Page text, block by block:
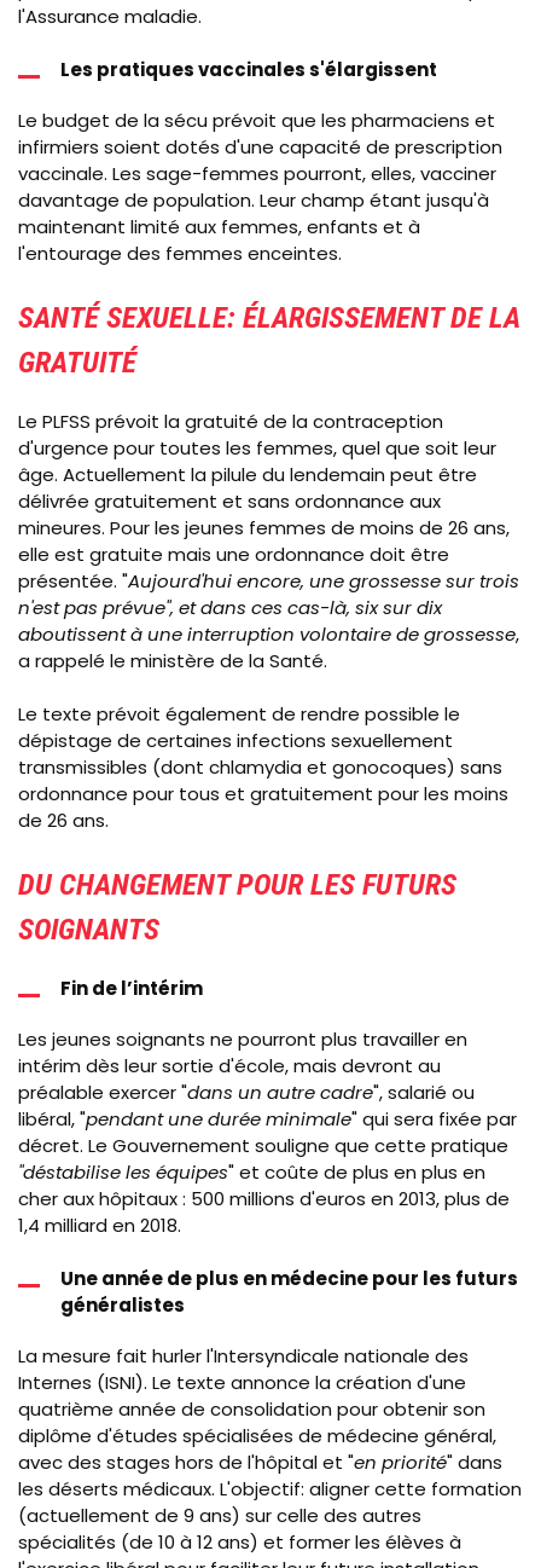
l'Assurance maladie.
Les pratiques vaccinales s'élargissent
Le budget de la sécu prévoit que les pharmaciens et
infirmiers soient dotés d'une capacité de prescription
vaccinale. Les sage-femmes pourront, elles, vacciner
davantage de population. Leur champ étant jusqu'à
maintenant limité aux femmes, enfants et à
l'entourage des femmes enceintes.
SANTÉ SEXUELLE: ÉLARGISSEMENT DE LA
GRATUITÉ
Le PLFSS prévoit la gratuité de la contraception
d'urgence pour toutes les femmes, quel que soit leur
âge. Actuellement la pilule du lendemain peut être
délivrée gratuitement et sans ordonnance aux
mineures. Pour les jeunes femmes de moins de 26 ans,
elle est gratuite mais une ordonnance doit être
présentée. "Aujourd'hui encore, une grossesse sur trois
n'est pas prévue", et dans ces cas-là, six sur dix
aboutissent à une interruption volontaire de grossesse,
a rappelé le ministère de la Santé.
Le texte prévoit également de rendre possible le
dépistage de certaines infections sexuellement
transmissibles (dont chlamydia et gonocoques) sans
ordonnance pour tous et gratuitement pour les moins
de 26 ans.
DU CHANGEMENT POUR LES FUTURS
SOIGNANTS
Fin de l’intérim
Les jeunes soignants ne pourront plus travailler en
intérim dès leur sortie d'école, mais devront au
préalable exercer "dans un autre cadre", salarié ou
libéral, "pendant une durée minimale" qui sera fixée par
décret. Le Gouvernement souligne que cette pratique
"déstabilise les équipes" et coûte de plus en plus en
cher aux hôpitaux : 500 millions d'euros en 2013, plus de
1,4 milliard en 2018.
Une année de plus en médecine pour les futurs
généralistes
La mesure fait hurler l'Intersyndicale nationale des
Internes (ISNI). Le texte annonce la création d'une
quatrième année de consolidation pour obtenir son
diplôme d'études spécialisées de médecine général,
avec des stages hors de l'hôpital et "en priorité" dans
les déserts médicaux. L'objectif: aligner cette formation
(actuellement de 9 ans) sur celle des autres
spécialités (de 10 à 12 ans) et former les élèves à